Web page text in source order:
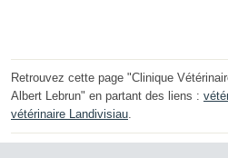
Retrouvez cette page "Clinique
Albert Lebrun" en partant des liens :
vétérinaire Landivisiau.